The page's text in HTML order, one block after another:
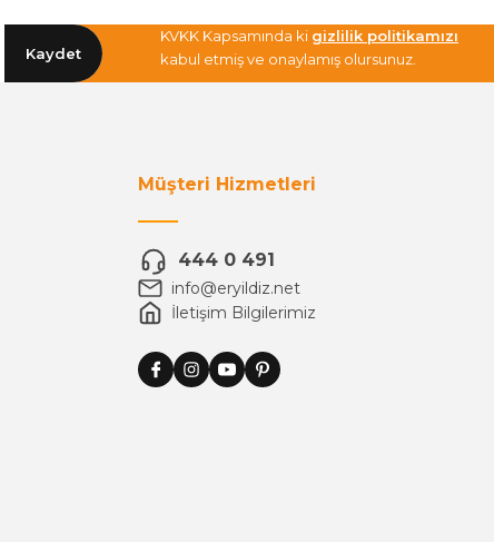
Kaydet
KVKK Kapsamında ki gizlilik politikamızı
kabul etmiş ve onaylamış olursunuz.
Müşteri Hizmetleri
444 0 491
info@eryildiz.net
İletişim Bilgilerimiz